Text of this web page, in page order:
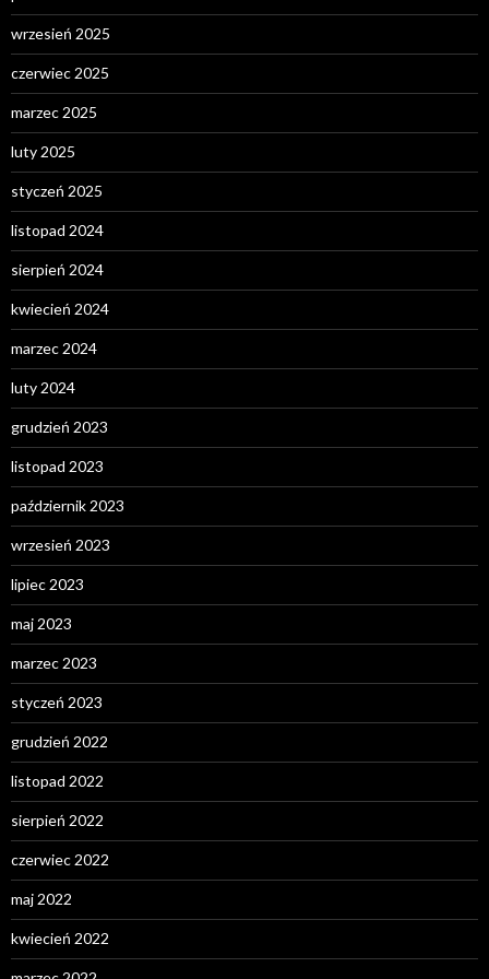
wrzesień 2025
czerwiec 2025
marzec 2025
luty 2025
styczeń 2025
listopad 2024
sierpień 2024
kwiecień 2024
marzec 2024
luty 2024
grudzień 2023
listopad 2023
październik 2023
wrzesień 2023
lipiec 2023
maj 2023
marzec 2023
styczeń 2023
grudzień 2022
listopad 2022
sierpień 2022
czerwiec 2022
maj 2022
kwiecień 2022